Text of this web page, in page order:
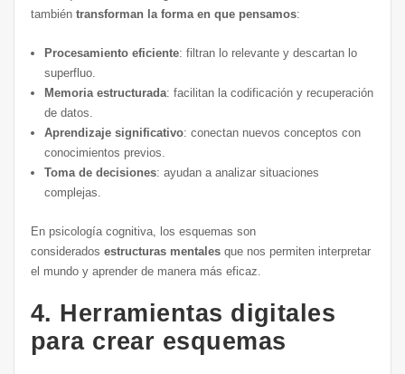
también transforman la forma en que pensamos:
Procesamiento eficiente: filtran lo relevante y descartan lo
superfluo.
Memoria estructurada: facilitan la codificación y recuperación
de datos.
Aprendizaje significativo: conectan nuevos conceptos con
conocimientos previos.
Toma de decisiones: ayudan a analizar situaciones
complejas.
En psicología cognitiva, los esquemas son
considerados estructuras mentalesque nos permiten interpretar
el mundo y aprender de manera más eficaz.
4. Herramientas digitales
para crear esquemas